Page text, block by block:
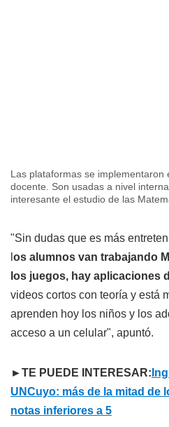
Las plataformas se
docente. Son usadas a nivel
interesante el estudio de las
"Sin dudas que es más
os alumnos van trabajando
los juegos, hay aplicaciones
videos cortos con teoría y está
aprenden hoy los niños y los
acceso a un celular", apuntó.
►TE PUEDE INTERESAR:
UNCuyo: más de la mitad de
notas inferiores a 5